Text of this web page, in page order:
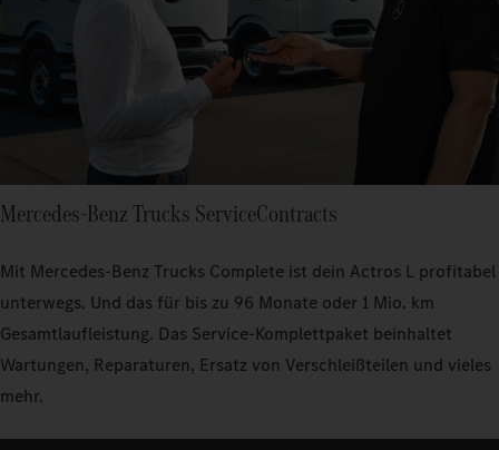
Mercedes‑Benz Trucks ServiceContracts
Mit Mercedes‑Benz Trucks Complete ist dein Actros L profitabel
unterwegs. Und das für bis zu 96 Monate oder 1 Mio. km
Gesamtlaufleistung. Das Service-Komplettpaket beinhaltet
Wartungen, Reparaturen, Ersatz von Verschleißteilen und vieles
mehr.